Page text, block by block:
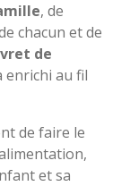
, de
chacun et de
de
enrichi au fil
de faire le
et sa